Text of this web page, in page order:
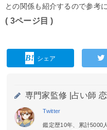
との関係も紹介するので参考
( 3ページ目 )
シェア
専門家監修 | 占い師
Twitter
鑑定歴10年、累計5000